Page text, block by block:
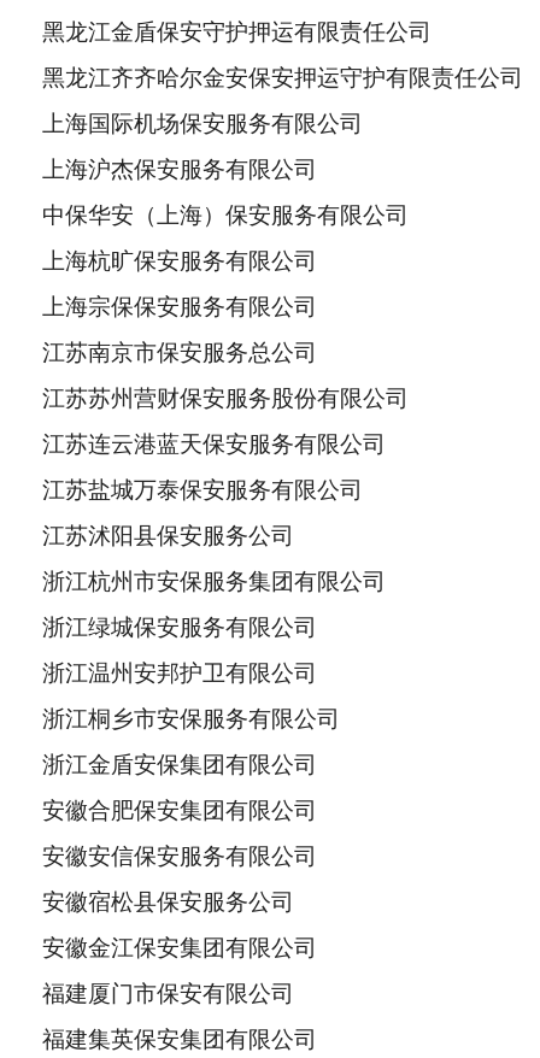
黑龙江金盾保安守护押运有限责任公司
黑龙江齐齐哈尔金安保安押运守护有限责任公司
上海国际机场保安服务有限公司
上海沪杰保安服务有限公司
中保华安（上海）保安服务有限公司
上海杭旷保安服务有限公司
上海宗保保安服务有限公司
江苏南京市保安服务总公司
江苏苏州营财保安服务股份有限公司
江苏连云港蓝天保安服务有限公司
江苏盐城万泰保安服务有限公司
江苏沭阳县保安服务公司
浙江杭州市安保服务集团有限公司
浙江绿城保安服务有限公司
浙江温州安邦护卫有限公司
浙江桐乡市安保服务有限公司
浙江金盾安保集团有限公司
安徽合肥保安集团有限公司
安徽安信保安服务有限公司
安徽宿松县保安服务公司
安徽金江保安集团有限公司
福建厦门市保安有限公司
福建集英保安集团有限公司